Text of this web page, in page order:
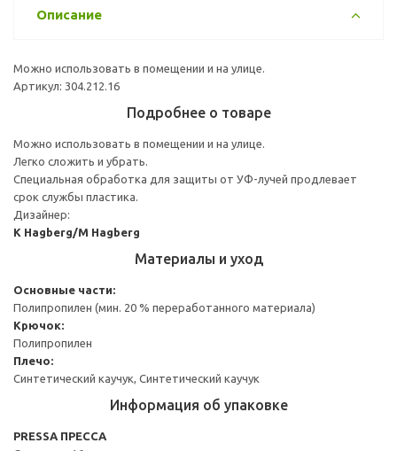
Описание
Можно использовать в помещении и на улице.
Артикул: 304.212.16
Подробнее о товаре
Можно использовать в помещении и на улице.
Легко сложить и убрать.
Специальная обработка для защиты от УФ-лучей продлевает
срок службы пластика.
Дизайнер:
K Hagberg/M Hagberg
Материалы и уход
Основные части:
Полипропилен (мин. 20 % переработанного материала)
Крючок:
Полипропилен
Плечо:
Синтетический каучук, Синтетический каучук
Информация об упаковке
PRESSA ПРЕССА